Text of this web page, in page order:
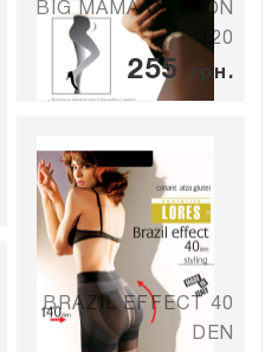
BIG MAMA COTTON
120
255 грн.
BRAZIL EFFECT 40
DEN